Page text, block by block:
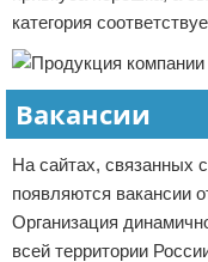
категория
Вакансии
На сайтах, связанных
появляются вакансии
Организация
всей территории